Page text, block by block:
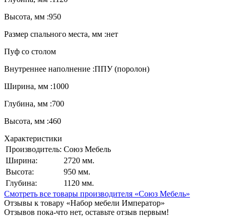
Высота, мм :950
Размер спального места, мм :нет
Пуф со столом
Внутреннее наполнение :ППУ (поролон)
Ширина, мм :1000
Глубина, мм :700
Высота, мм :460
Характеристики
Производитель: Союз Мебель
Ширина:
2720 мм.
Высота:
950 мм.
Глубина:
1120 мм.
Смотреть все товары производителя «Союз Мебель»
Отзывы к товару «Набор мебели Император»
Отзывов пока-что нет, оставьте отзыв первым!